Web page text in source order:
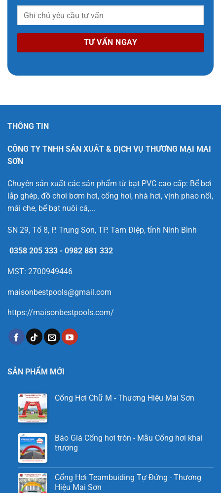
THÔNG TIN
CÔNG TY TNHH SẢN XUẤT & DỊCH VỤ THƯƠNG MẠI MAI
SƠN
Chuyên sản xuất các sản phẩm từ bạt PVC cao cấp: Bể bơi
lắp ghép, đồ chơi bơm hơi, cổng hơi, nhà hơi, vịnh phao nổi,
mái che, bể bạt nuôi cá,...
SN 29, Tổ 8, P. Trung Sơn, TP. Tam Điệp, tỉnh Ninh Bình
0358 205 333 - 0982 881 332
MST: 2700949446
maisonbestpools@gmail.com
https://maisonbestpools.com/
SẢN PHẨM MỚI
Cổng Hơi Chữ M - Thương Hiệu Mai Sơn
Báo Giá Cổng hơi tròn - Mẫu Cổng hơi khai
trương
Cổng Hơi Teambuiding Tự Đứng - Thương
Hiệu Mai Sơn